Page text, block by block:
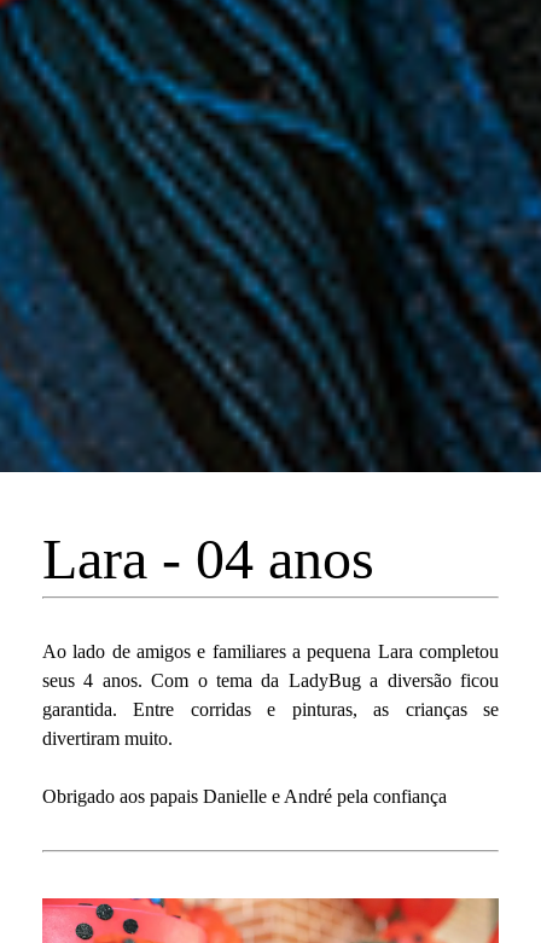
Lara - 04 anos
Ao lado de amigos e familiares a pequena Lara completou
seus 4 anos. Com o tema da LadyBug a diversão ficou
garantida. Entre corridas e pinturas, as crianças se
divertiram muito.
Obrigado aos papais Danielle e André pela confiança